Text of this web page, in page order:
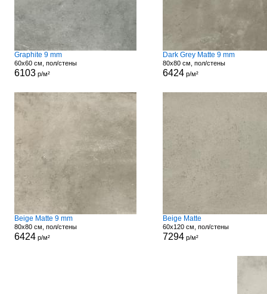
Graphite 9 mm
60x60 см, пол/стены
6103р/м²
Dark Grey Matte 9 mm
80x80 см, пол/стены
6424р/м²
Beige Matte 9 mm
80x80 см, пол/стены
6424р/м²
Beige Matte
60x120 см, пол/стены
7294р/м²